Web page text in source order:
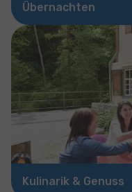
Übernachten
Kulinarik & Genuss